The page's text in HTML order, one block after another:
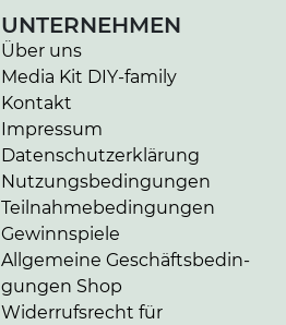
UNTERNEHMEN
Über uns
Media Kit DIY-family
Kontakt
Impressum
Da­ten­schutz­er­klä­rung
Nut­zungs­be­din­gun­gen
Teil­nah­me­be­din­gun­gen
Gewinnspiele
Allgemeine Ge­schäfts­be­din­
gun­gen Shop
Widerrufsrecht für